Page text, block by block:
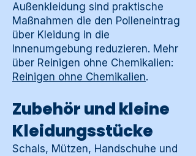
Außenkleidung sind praktische
Maßnahmen die den Polleneintrag
über Kleidung in die
Innenumgebung reduzieren. Mehr
über Reinigen ohne Chemikalien:
Reinigen ohne Chemikalien.
Zubehör und kleine
Kleidungsstücke
Schals, Mützen, Handschuhe und